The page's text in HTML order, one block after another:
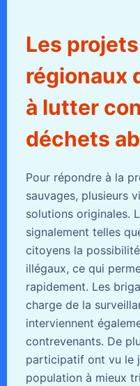
Les
régionaux
à lutter
déchets
Pour répondre à la
sauvages, plusieurs
solutions originales.
signalement telles
citoyens la
illégaux, ce qui
rapidement. Les
charge de la
interviennent
contrevenants. De
participatif ont vu le
population à mieux